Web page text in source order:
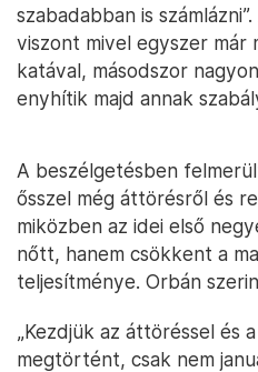
szabadabban is
viszont mivel egyszer már
katával, másodszor
enyhítik majd annak
A beszélgetésben
ősszel még áttörésről és
miközben az idei első
nőtt, hanem csökkent a
teljesítménye. Orbán
„Kezdjük az áttöréssel és
megtörtént, csak nem